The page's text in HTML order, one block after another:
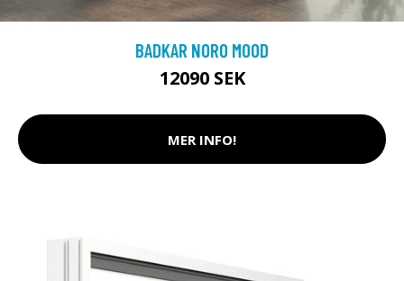
BADKAR NORO MOOD
12090 SEK
MER INFO!